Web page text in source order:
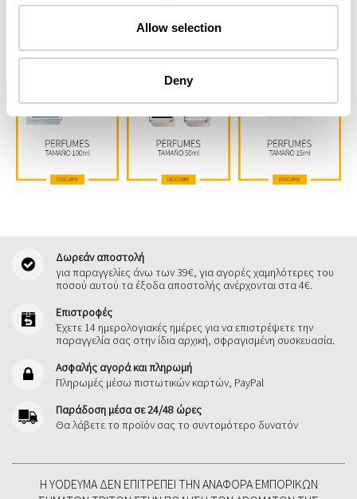
Allow selection
Deny
ΕΠΙΛΕΞΤΕ ΤΟ ΜΕΓΕΘΟΣ ΣΑΣ
Δωρεάν αποστολή
για παραγγελίες άνω των 39€, για αγορές χαμηλότερες του
ποσού αυτού τα έξοδα αποστολής ανέρχονται στα 4€.
Επιστροφές
Έχετε 14 ημερολογιακές ημέρες για να επιστρέψετε την
παραγγελία σας στην ίδια αρχική, σφραγισμένη συσκευασία.
Ασφαλής αγορά και πληρωμή
Πληρωμές μέσω πιστωτικών καρτών, PayPal
Παράδοση μέσα σε 24/48 ώρες
Θα λάβετε το προϊόν σας το συντομότερο δυνατόν
Η YODEYMA ΔΕΝ ΕΠΙΤΡΈΠΕΙ ΤΗΝ ΑΝΑΦΟΡΆ ΕΜΠΟΡΙΚΏΝ